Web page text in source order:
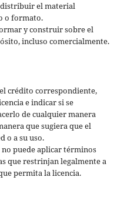
el material
o formato.
y construir sobre el
incluso comercialmente.
crédito correspondiente,
e indicar si se
de cualquier manera
que sugiera que el
o a su uso.
puede aplicar términos
que restrinjan legalmente a
permita la licencia.